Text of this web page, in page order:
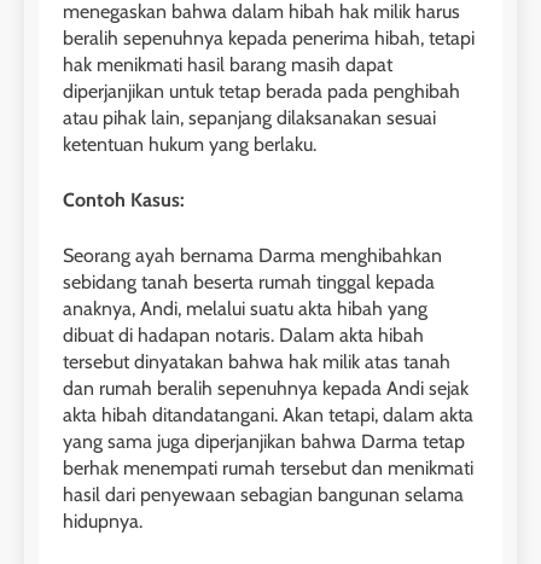
menegaskan bahwa dalam hibah hak milik harus
beralih sepenuhnya kepada penerima hibah, tetapi
hak menikmati hasil barang masih dapat
diperjanjikan untuk tetap berada pada penghibah
atau pihak lain, sepanjang dilaksanakan sesuai
ketentuan hukum yang berlaku.
Contoh Kasus:
Seorang ayah bernama Darma menghibahkan
sebidang tanah beserta rumah tinggal kepada
anaknya, Andi, melalui suatu akta hibah yang
dibuat di hadapan notaris. Dalam akta hibah
tersebut dinyatakan bahwa hak milik atas tanah
dan rumah beralih sepenuhnya kepada Andi sejak
akta hibah ditandatangani. Akan tetapi, dalam akta
yang sama juga diperjanjikan bahwa Darma tetap
berhak menempati rumah tersebut dan menikmati
hasil dari penyewaan sebagian bangunan selama
hidupnya.